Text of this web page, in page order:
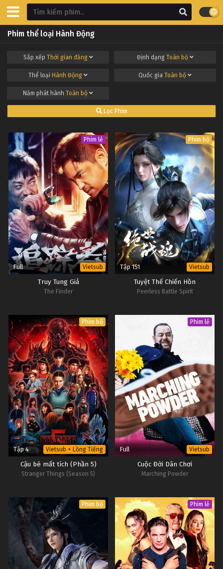
Phim thể loại Hành Động
Sắp xếp Thời gian đăng Định dạng Toàn bộ
Thể loại Hành Động Quốc gia Toàn bộ
Năm phát hành Toàn bộ
Lọc Phim
Phim lẻ
Full Vietsub
Truy Tung Giả
The Finder
Phim bộ
Tập 151 Vietsub
Tuyệt Thế Chiến Hồn
Peerless Battle Spirit
Phim bộ
Tập 4 Vietsub + Lồng Tiếng
Cậu bé mất tích (Phần 5)
Stranger Things (Season 5)
Phim lẻ
Full Vietsub
Cuộc Đời Dân Chơi
Marching Powder
Phim bộ Phim lẻ